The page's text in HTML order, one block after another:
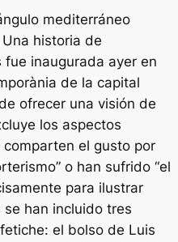
mediterráneo
historia de
fue inaugurada ayer en
de la capital
ofrecer una visión de
los aspectos
el gusto por
o han sufrido “el
para ilustrar
han incluido tres
el bolso de Luis